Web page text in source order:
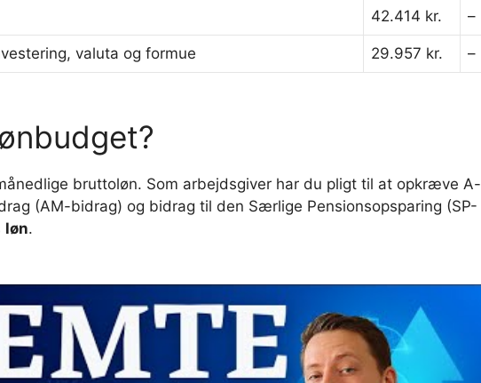
42.414 kr. –
valuta og formue 29.957 kr. –
bruttoløn. Som arbejdsgiver har du pligt til at opkræve A-
(AM-bidrag) og bidrag til den Særlige Pensionsopsparing (SP-
løn.